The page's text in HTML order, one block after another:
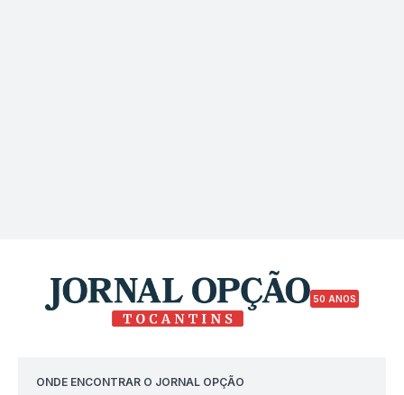
50 ANOS
ONDE ENCONTRAR O JORNAL OPÇÃO